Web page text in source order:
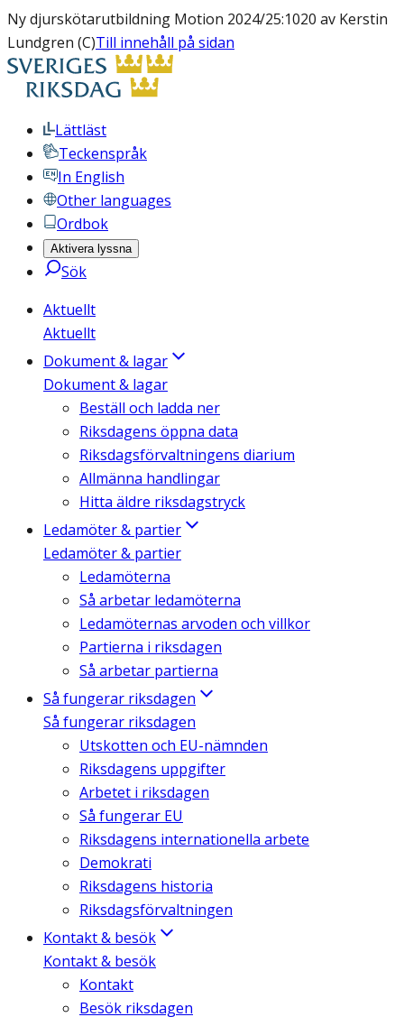
Ny djurskötarutbildning Motion 2024/25:1020 av Kerstin
Lundgren (C)Till innehåll på sidan
Lättläst
Teckenspråk
In English
Other languages
Ordbok
Aktivera lyssna
Sök
Aktuellt
Aktuellt
Dokument & lagar
Dokument & lagar
Beställ och ladda ner
Riksdagens öppna data
Riksdagsförvaltningens diarium
Allmänna handlingar
Hitta äldre riksdagstryck
Ledamöter & partier
Ledamöter & partier
Ledamöterna
Så arbetar ledamöterna
Ledamöternas arvoden och villkor
Partierna i riksdagen
Så arbetar partierna
Så fungerar riksdagen
Så fungerar riksdagen
Utskotten och EU-nämnden
Riksdagens uppgifter
Arbetet i riksdagen
Så fungerar EU
Riksdagens internationella arbete
Demokrati
Riksdagens historia
Riksdagsförvaltningen
Kontakt & besök
Kontakt & besök
Kontakt
Besök riksdagen